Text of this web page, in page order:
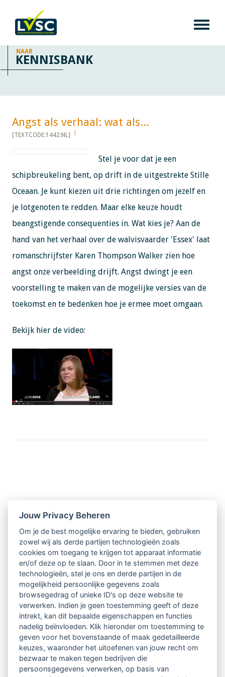
NAAR
KENNISBANK
Angst als verhaal: wat als... ​​​​​​
[TEXTCODE:1442:NL]
Stel je voor dat je een
schipbreukeling bent, op drift in de uitgestrekte Stille
Oceaan. Je kunt kiezen uit drie richtingen om jezelf en
je lotgenoten te redden. Maar elke keuze houdt
beangstigende consequenties in. Wat kies je? Aan de
hand van het verhaal over de walvisvaarder 'Essex' laat
romanschrijfster Karen Thompson Walker zien hoe
angst onze verbeelding drijft. Angst dwingt je een
voorstelling te maken van de mogelijke versies van de
toekomst en te bedenken hoe je ermee moet omgaan.
Bekijk hier de video:
Nieuwsbrief
Ontvang 10 x per jaar de LVSC-
relatienieuwsbrief met o.a.:
vrij toegankelijke TsvB-artikelen
nieuws op het vlak van professioneel
begeleiden
informatie over LVSC-activiteiten
Aanmelden nieuwsbrief
Jouw Privacy Beheren
Om je de best mogelijke ervaring te bieden, gebruiken
zowel wij als derde partijen technologieën zoals
cookies om toegang te krijgen tot apparaat informatie
en/of deze op te slaan. Door in te stemmen met deze
technologieën, stel je ons en derde partijen in de
mogelijkheid persoonlijke gegevens zoals
browsegedrag of unieke ID's op deze website te
verwerken. Indien je geen toestemming geeft of deze
intrekt, kan dit bepaalde eigenschappen en functies
nadelig beïnvloeden. Klik hieronder om toestemming te
geven voor het bovenstaande of maak gedetailleerde
keuzes, waaronder het uitoefenen van jouw recht om
bezwaar te maken tegen bedrijven die
persoonsgegevens verwerken, op basis van